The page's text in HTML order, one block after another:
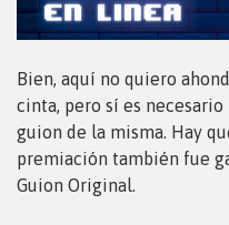
Bien, aquí no quiero
cinta, pero sí es
guion de la misma. Hay
premiación también fue
Guion Original.